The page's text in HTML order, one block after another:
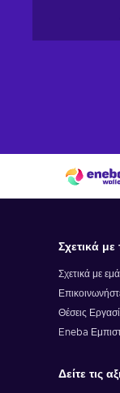
Σχετικά
Σχετικά με
Θέσεις
Eneba
Δείτε τις